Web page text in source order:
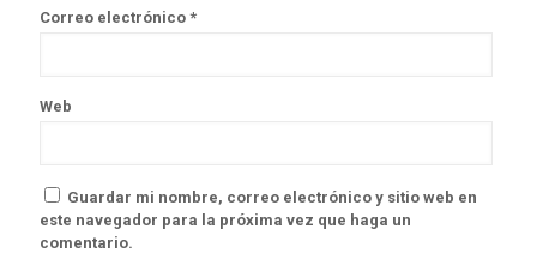
Correo electrónico *
Web
Guardar mi nombre, correo electrónico y sitio web en
este navegador para la próxima vez que haga un
comentario.